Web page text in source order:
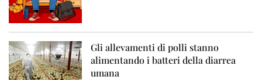
Gli allevamenti di polli stanno
alimentando i batteri della diarrea
umana